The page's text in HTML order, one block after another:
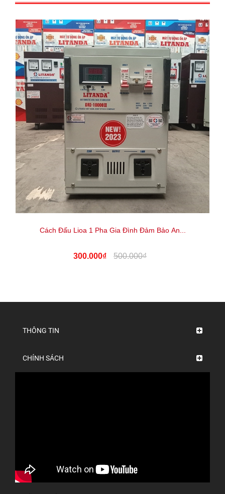
Cách Đấu Lioa 1 Pha Gia Đình Đảm Bảo An...
300.000₫ 500.000₫
THÔNG TIN
CHÍNH SÁCH